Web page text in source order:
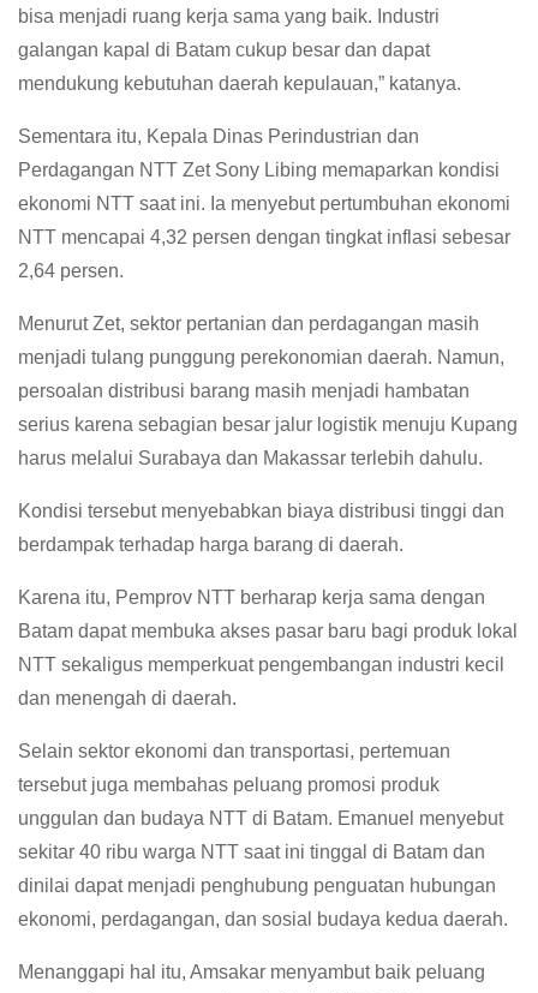
bisa menjadi ruang kerja sama yang baik. Industri
galangan kapal di Batam cukup besar dan dapat
mendukung kebutuhan daerah kepulauan,” katanya.
Sementara itu, Kepala Dinas Perindustrian dan
Perdagangan NTT Zet Sony Libing memaparkan kondisi
ekonomi NTT saat ini. Ia menyebut pertumbuhan ekonomi
NTT mencapai 4,32 persen dengan tingkat inflasi sebesar
2,64 persen.
Menurut Zet, sektor pertanian dan perdagangan masih
menjadi tulang punggung perekonomian daerah. Namun,
persoalan distribusi barang masih menjadi hambatan
serius karena sebagian besar jalur logistik menuju Kupang
harus melalui Surabaya dan Makassar terlebih dahulu.
Kondisi tersebut menyebabkan biaya distribusi tinggi dan
berdampak terhadap harga barang di daerah.
Karena itu, Pemprov NTT berharap kerja sama dengan
Batam dapat membuka akses pasar baru bagi produk lokal
NTT sekaligus memperkuat pengembangan industri kecil
dan menengah di daerah.
Selain sektor ekonomi dan transportasi, pertemuan
tersebut juga membahas peluang promosi produk
unggulan dan budaya NTT di Batam. Emanuel menyebut
sekitar 40 ribu warga NTT saat ini tinggal di Batam dan
dinilai dapat menjadi penghubung penguatan hubungan
ekonomi, perdagangan, dan sosial budaya kedua daerah.
Menanggapi hal itu, Amsakar menyambut baik peluang